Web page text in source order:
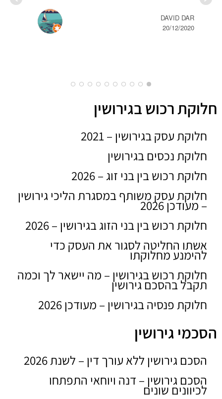
DAVID DAR
20/12/2020
חלוקת רכוש בגירושין
חלוקת עסק בגירושין – 2021
חלוקת נכסים בגירושין
חלוקת רכוש בין בני זוג – 2026
חלוקת עסק משותף במסגרת הליכי גירושין
– מעודכן 2026
חלוקת רכוש בין בני הזוג בגירושין – 2026
אשתו החליטה לסגור את העסק כדי
להימנע מחלוקתו
חלוקת רכוש בגירושין – מה יישאר לך וכמה
תקבל בהסכם גירושין
חלוקת פנסיה בגירושין – מעודכן 2026
הסכמי גירושין
הסכם גירושין ללא עורך דין – לשנת 2026
הסכם גירושין – דנה ויוחאי התפתחו
לכיוונים שונים